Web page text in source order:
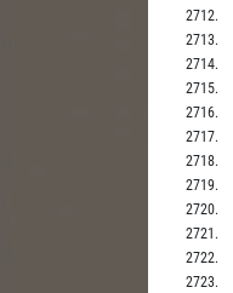
2712.
2713.
2714.
2715.
2716.
2717.
2718.
2719.
2720.
2721 .
2722.
2723.